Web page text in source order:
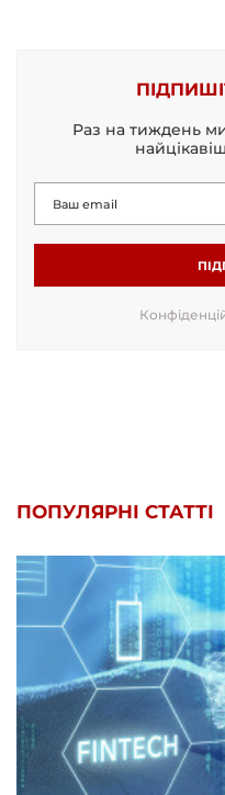
Раз на тиждень
ПОПУЛЯРНІ СТАТТІ